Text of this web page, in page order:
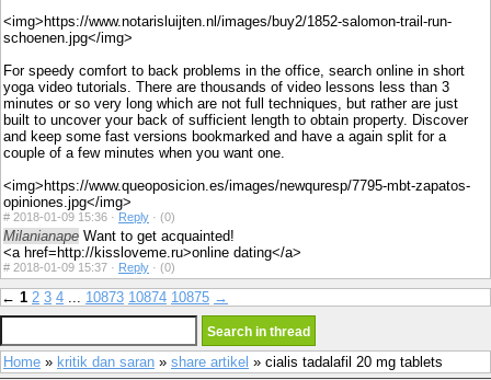
<img>https://www.notarisluijten.nl/images/buy2/1852-salomon-trail-run-
schoenen.jpg</img>
For speedy comfort to back problems in the office, search online in short
yoga video tutorials. There are thousands of video lessons less than 3
minutes or so very long which are not full techniques, but rather are just
built to uncover your back of sufficient length to obtain property. Discover
and keep some fast versions bookmarked and have a again split for a
couple of a few minutes when you want one.
<img>https://www.queoposicion.es/images/newquresp/7795-mbt-zapatos-
opiniones.jpg</img>
# 2018-01-09 15:36 · Reply · (0)
Milanianape Want to get acquainted!
<a href=http://kissloveme.ru>online dating</a>
# 2018-01-09 15:37 · Reply · (0)
← 1 2 3 4 ... 10873 10874 10875 →
Home » kritik dan saran » share artikel » cialis tadalafil 20 mg tablets